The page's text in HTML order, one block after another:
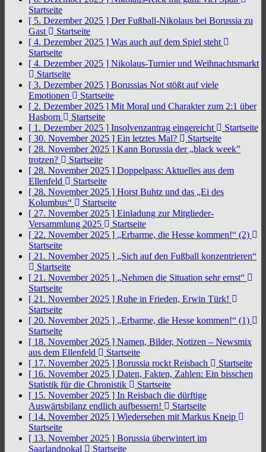
Startseite
[ 5. Dezember 2025 ] Der Fußball-Nikolaus bei Borussia zu
Gast
Startseite
[ 4. Dezember 2025 ] Was auch auf dem Spiel steht
Startseite
[ 4. Dezember 2025 ] Nikolaus-Turnier und Weihnachtsmarkt
Startseite
[ 3. Dezember 2025 ] Borussias Not stößt auf viele
Emotionen
Startseite
[ 2. Dezember 2025 ] Mit Moral und Charakter zum 2:1 über
Hasborn
Startseite
[ 1. Dezember 2025 ] Insolvenzantrag eingereicht
Startseite
[ 30. November 2025 ] Ein letztes Mal?
Startseite
[ 28. November 2025 ] Kann Borussia der „black week”
trotzen?
Startseite
[ 28. November 2025 ] Doppelpass: Aktuelles aus dem
Ellenfeld
Startseite
[ 28. November 2025 ] Horst Buhtz und das „Ei des
Kolumbus“
Startseite
[ 27. November 2025 ] Einladung zur Mitglieder-
Versammlung 2025
Startseite
[ 22. November 2025 ] „Erbarme, die Hesse kommen!“ (2)
Startseite
[ 21. November 2025 ] „Sich auf den Fußball konzentrieren“
Startseite
[ 21. November 2025 ] „Nehmen die Situation sehr ernst“
Startseite
[ 21. November 2025 ] Ruhe in Frieden, Erwin Türk!
Startseite
[ 20. November 2025 ] „Erbarme, die Hesse kommen!“ (1)
Startseite
[ 18. November 2025 ] Namen, Bilder, Notizen – Newsmix
aus dem Ellenfeld
Startseite
[ 17. November 2025 ] Borussia rockt Reisbach
Startseite
[ 16. November 2025 ] Daten, Fakten, Zahlen: Ein bisschen
Statistik für die Chronistik
Startseite
[ 15. November 2025 ] In Reisbach die dürftige
Auswärtsbilanz endlich aufbessern!
Startseite
[ 14. November 2025 ] Wiedersehen mit Markus Kneip
Startseite
[ 13. November 2025 ] Borussia überwintert im
Saarlandpokal
Startseite